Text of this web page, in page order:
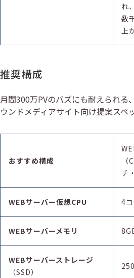
れ
数
上
推奨構成
月間300万PVのバズにも耐えられる
ウンドメディアサイト向け提案スペ
おすすめ構成
チ
WEBサーバー仮想CPU 4
WEBサーバーメモリ
WEBサーバーストレージ
（SSD）